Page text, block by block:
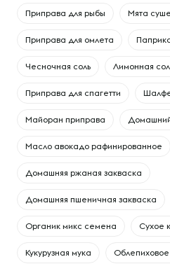
Приправа для рыбы Мята
Приправа для омлета
Чесночная соль Лимонная
Приправа для спагетти
Майоран приправа
Масло авокадо рафинированное
Домашняя ржаная закваска
Домашняя пшеничная закваска
Органик микс семена Сухое
Кукурузная мука